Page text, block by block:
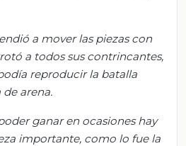
a mover las piezas con
a todos sus contrincantes,
reproducir la batalla
arena.
ganar en ocasiones hay
importante, como lo fue la